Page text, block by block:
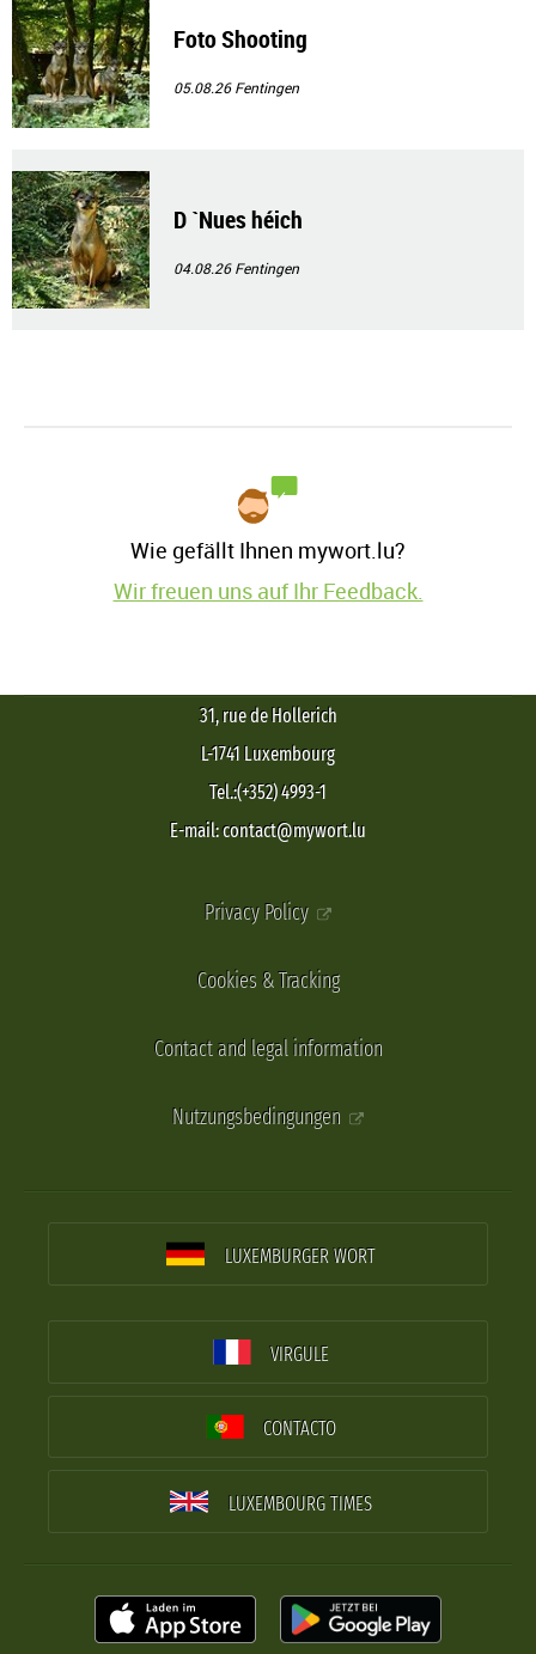
Foto Shooting
05.08.26Fentingen
D `Nues héich
04.08.26Fentingen
Wie gefällt Ihnen mywort.lu?
Wir freuen uns auf Ihr Feedback.
31, rue de Hollerich
L-1741 Luxembourg
Tel.:(+352) 4993-1
E-mail: contact@mywort.lu
Privacy Policy
Cookies & Tracking
Contact and legal information
Nutzungsbedingungen
LUXEMBURGER WORT
VIRGULE
CONTACTO
LUXEMBOURG TIMES